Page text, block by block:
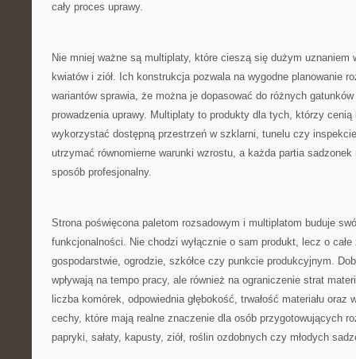
cały proces uprawy.
Nie mniej ważne są multiplaty, które cieszą się dużym uznaniem
kwiatów i ziół. Ich konstrukcja pozwala na wygodne planowanie
wariantów sprawia, że można je dopasować do różnych
prowadzenia uprawy. Multiplaty to produkty dla tych, którzy
wykorzystać dostępną przestrzeń w szklarni, tunelu czy
utrzymać równomierne warunki wzrostu, a każda partia
sposób profesjonalny.
Strona poświęcona paletom rozsadowym i multiplatom buduje
funkcjonalności. Nie chodzi wyłącznie o sam produkt, lecz o
gospodarstwie, ogrodzie, szkółce czy punkcie produkcyjnym.
wpływają na tempo pracy, ale również na ograniczenie strat
liczba komórek, odpowiednia głębokość, trwałość materiału oraz
cechy, które mają realne znaczenie dla osób przygotowujących
papryki, sałaty, kapusty, ziół, roślin ozdobnych czy młodych